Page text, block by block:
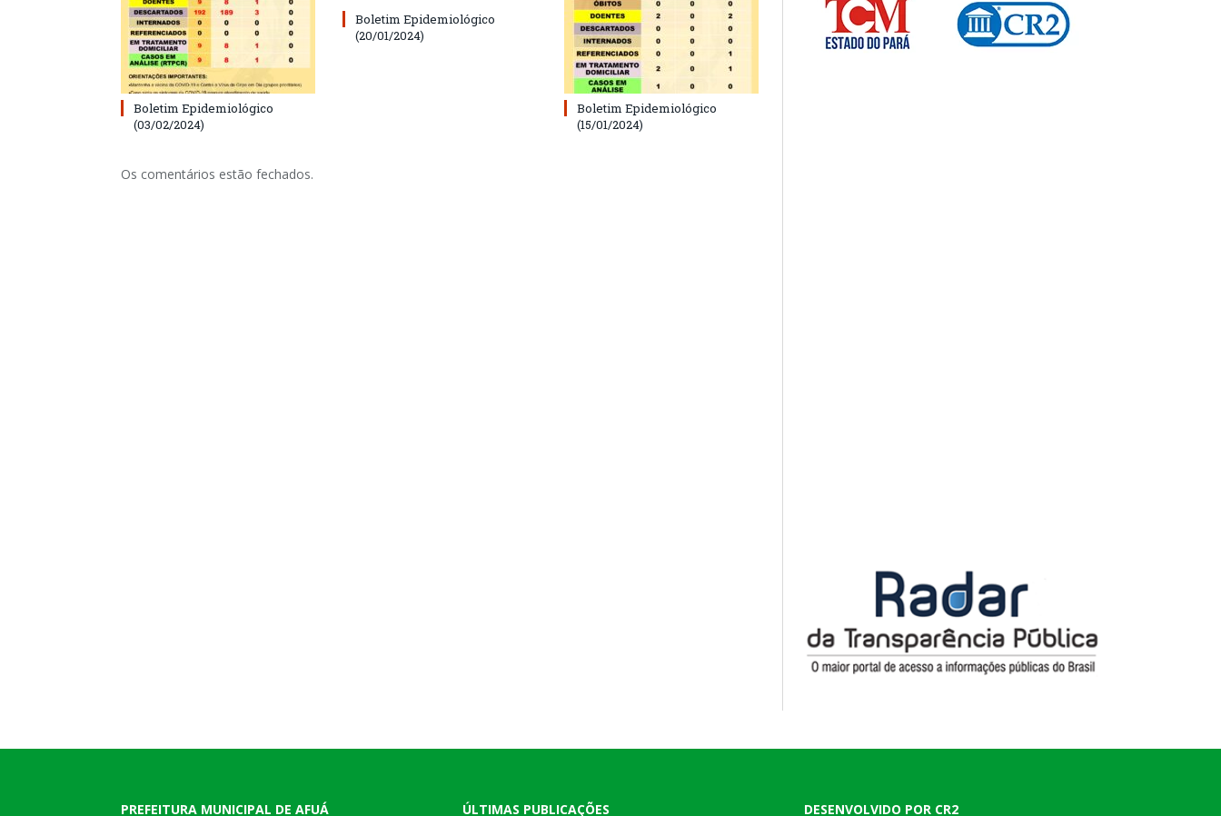
Boletim Epidemiológico
(03/02/2024)
Boletim Epidemiológico
(20/01/2024)
Boletim Epidemiológico
(15/01/2024)
Os comentários estão fechados.
PREFEITURA MUNICIPAL DE AFUÁ ÚLTIMAS PUBLICAÇÕES DESENVOLVIDO POR CR2